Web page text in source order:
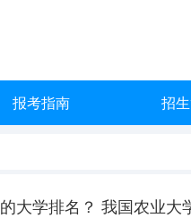
报考指南 招
大学排名？ 我国农业大